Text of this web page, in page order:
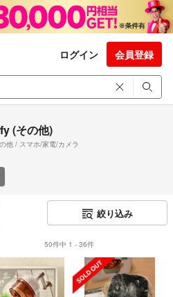
ログイン 会員登録
(その他)
他 / スマホ/家電/カメラ
絞り込み
50件中 1 - 36件